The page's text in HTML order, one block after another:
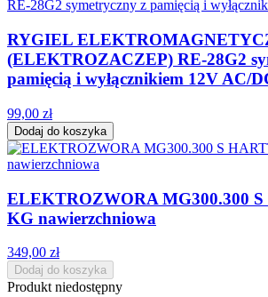
RYGIEL
(ELEKTROZACZEP) RE-28G2
pamięcią i wyłącznikiem 12V AC/
99,00 zł
Dodaj do koszyka
ELEKTROZWORA MG300.300
KG nawierzchniowa
349,00 zł
Dodaj do koszyka
Produkt niedostępny